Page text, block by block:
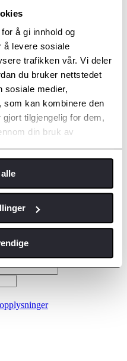
å gi innhold og
å levere sosiale
trafikken vår. Vi deler
du bruker nettstedet
sosiale medier,
som kan kombinere den
tilgjengelig for dem,
din bruk av